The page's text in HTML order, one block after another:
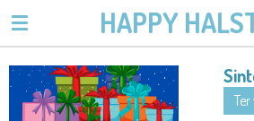
Ga
de
hoofdinhoud
HAPPY